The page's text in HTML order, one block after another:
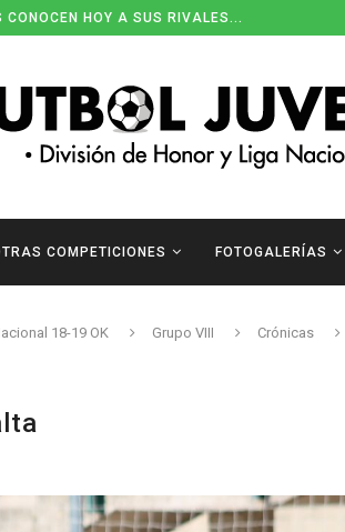
DE DIVISIÓN DE HONOR
COMPETICIONES FOTOGALERÍAS
18-19 OK Grupo VIII Crónicas